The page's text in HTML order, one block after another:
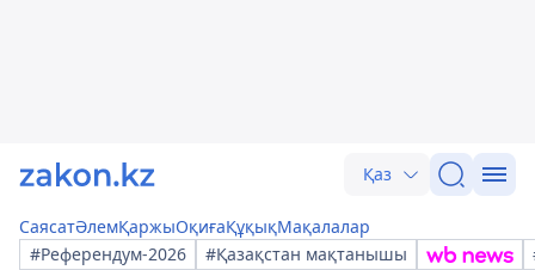
Қаз
СаясатӘлемҚаржыОқиғаҚұқықМақалалар
#Референдум-2026
#Қазақстан мақтанышы